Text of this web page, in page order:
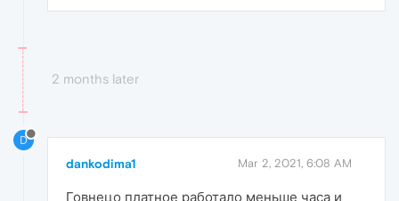
2 months later
D
dankodima1 Mar 2, 2021, 6:08 AM
Говнецо платное работало меньше часа и